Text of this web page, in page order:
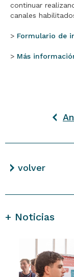
volver
continuar
canales
> Formulario de
> Más
+ Noticias